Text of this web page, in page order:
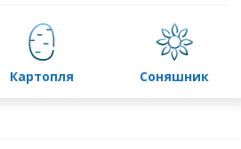
картопля соняшник